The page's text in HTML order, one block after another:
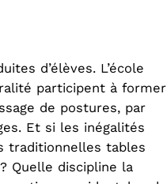
d’élèves. L’école
participent à former
de postures, par
Et si les inégalités
traditionnelles tables
Quelle discipline la